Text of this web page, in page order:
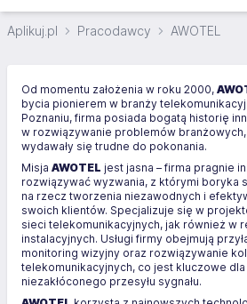
Aplikuj.pl Pracodawcy AWOTEL
Od momentu założenia w roku 2000,
bycia pionierem w branży
Poznaniu, firma posiada bogatą historię
w rozwiązywanie problemów
wydawały się trudne do pokonania.
Misja AWOTEL jest jasna – firma pragnie
rozwiązywać wyzwania, z którymi boryka
na rzecz tworzenia niezawodnych i
swoich klientów. Specjalizuje się w
sieci telekomunikacyjnych, jak również w
instalacyjnych. Usługi firmy obejmują
monitoring wizyjny oraz rozwiązywanie
telekomunikacyjnych, co jest kluczowe
niezakłóconego przesyłu sygnału.